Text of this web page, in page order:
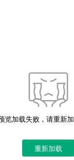
览加载失败，请重新
重新加载